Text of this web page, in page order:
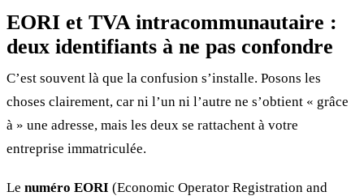
EORI et TVA intracommunautaire :
deux identifiants à ne pas confondre
C’est souvent là que la confusion s’installe. Posons les
choses clairement, car ni l’un ni l’autre ne s’obtient « grâce
à » une adresse, mais les deux se rattachent à votre
entreprise immatriculée.
Le numéro EORI (Economic Operator Registration and